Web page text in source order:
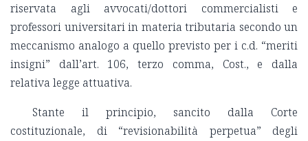
riservata agli avvocati/dottori commercialisti e
professori universitari in materia tributaria secondo un
meccanismo analogo a quello previsto per i c.d. “meriti
insigni” dall’art. 106, terzo comma, Cost., e dalla
relativa legge attuativa.
Stante il principio, sancito dalla Corte
costituzionale, di “revisionabilità perpetua” degli